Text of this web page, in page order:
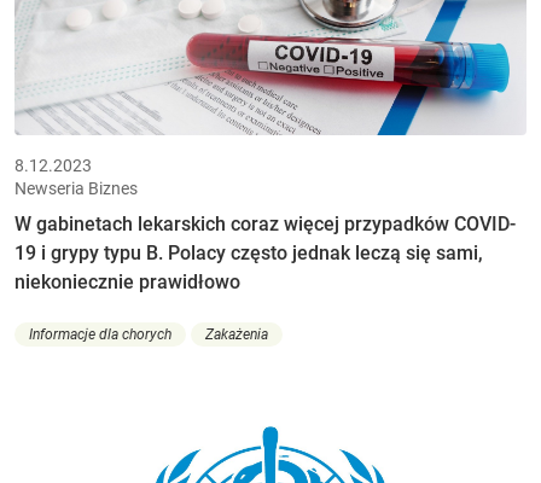
8.12.2023
Newseria Biznes
W gabinetach lekarskich coraz więcej przypadków COVID-
19 i grypy typu B. Polacy często jednak leczą się sami,
niekoniecznie prawidłowo
Informacje dla chorych Zakażenia